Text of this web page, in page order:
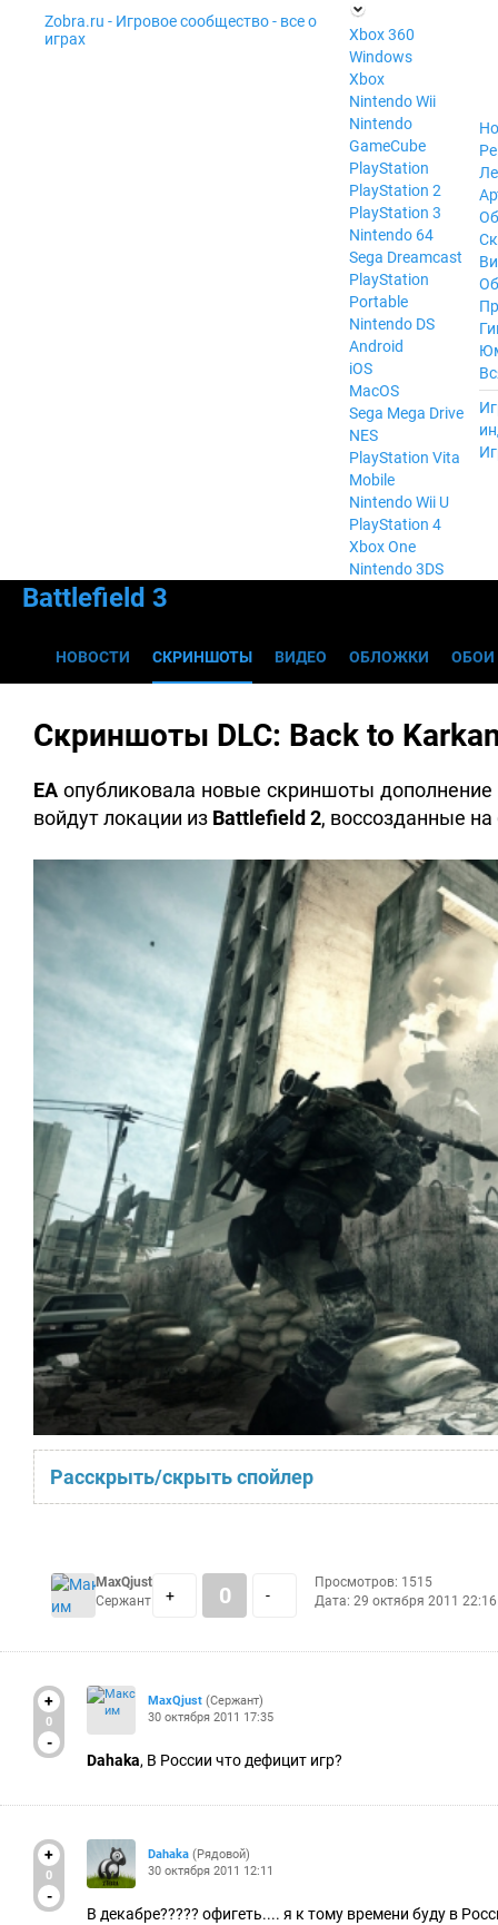
Zobra.ru - Игровое сообщество - все о
играх
П
ла
т
ф
ор
м
ы
Xbox 360
Windows
Xbox
Nintendo Wii
Nintendo
GameCube
PlayStation
PlayStation 2
PlayStation 3
Nintendo 64
Sega Dreamcast
PlayStation
Portable
Nintendo DS
Android
iOS
MacOS
Sega Mega Drive
NES
PlayStation Vita
Mobile
Nintendo Wii U
PlayStation 4
Xbox One
Nintendo 3DS
Battlefield 3
НОВОСТИ СКРИНШОТЫ ВИДЕО ОБЛОЖКИ ОБОИ
Скриншоты DLC: Back to
EA опубликовала новые скриншоты
войдут локации из Battlefield 2, воссозданные
Расскрыть/скрыть спойлер
MaxQjust
Сержант
+ 0 -
Просмотров: 1515
Дата: 29 октября 2011 22:16
+
0
-
MaxQjust (Сержант)
30 октября 2011 17:35
Dahaka, В России что дефицит игр?
+
0
-
Dahaka (Рядовой)
30 октября 2011 12:11
В декабре????? офигеть.... я к тому времени буду в